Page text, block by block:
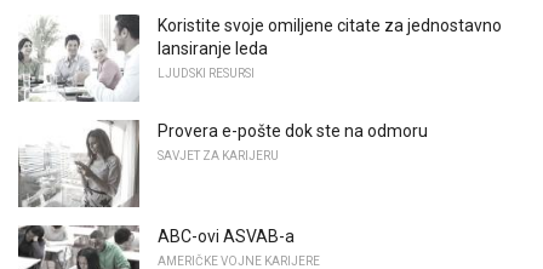
Koristite svoje omiljene citate za jednostavno
lansiranje leda
LJUDSKI RESURSI
Provera e-pošte dok ste na odmoru
SAVJET ZA KARIJERU
ABC-ovi ASVAB-a
AMERIČKE VOJNE KARIJERE